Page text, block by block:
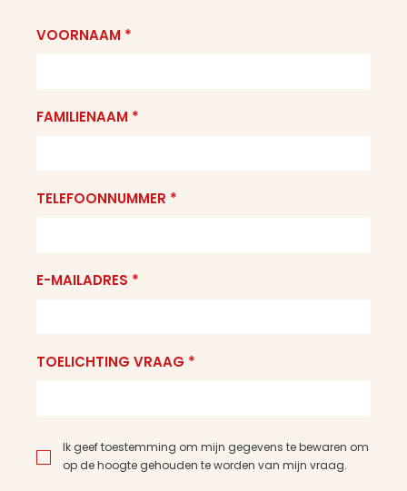
VOORNAAM *
FAMILIENAAM *
TELEFOONNUMMER *
E-MAILADRES *
TOELICHTING VRAAG *
Ik geef toestemming om mijn gegevens te bewaren om
op de hoogte gehouden te worden van mijn vraag.